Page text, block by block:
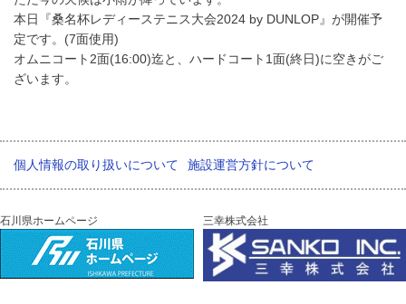
本日『桑名杯レディーステニス大会2024 by DUNLOP』が開催予
定です。(7面使用)
オムニコート2面(16:00)迄と、ハードコート1面(終日)に空きがご
ざいます。
個人情報の取り扱いについて 施設運営方針について
石川県ホームページ 三幸株式会社